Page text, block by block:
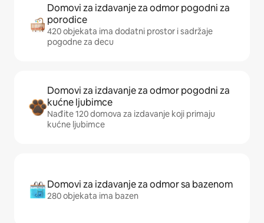
Domovi za izdavanje za odmor pogodni za
porodice
420 objekata ima dodatni prostor i sadržaje
pogodne za decu
Domovi za izdavanje za odmor pogodni za
kućne ljubimce
Nađite 120 domova za izdavanje koji primaju
kućne ljubimce
Domovi za izdavanje za odmor sa bazenom
280 objekata ima bazen